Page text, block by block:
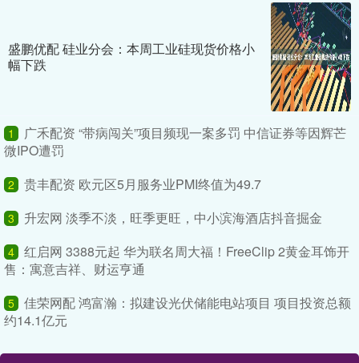
盛鹏优配 硅业分会：本周工业硅现货价格小
幅下跌
1
广禾配资 “带病闯关”项目频现一案多罚 中信证券等因辉芒
微IPO遭罚
2 贵丰配资 欧元区5月服务业PMI终值为49.7
3 升宏网 淡季不淡，旺季更旺，中小滨海酒店抖音掘金
4 红启网 3388元起 华为联名周大福！FreeClip 2黄金耳饰开
售：寓意吉祥、财运亨通
5 佳荣网配 鸿富瀚：拟建设光伏储能电站项目 项目投资总额
约14.1亿元